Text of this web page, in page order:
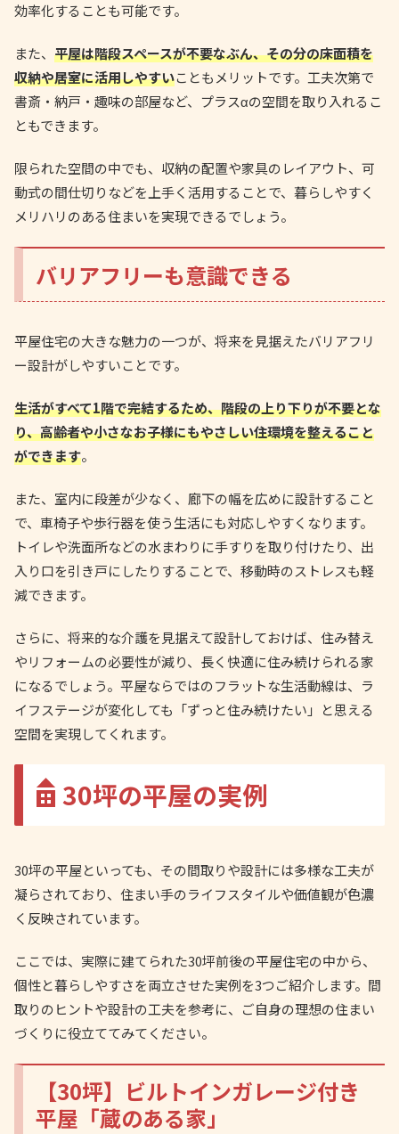
効率化することも可能です。
また、 平屋は階段スペースが不要なぶん、その分の床面積を
収納や居室に活用しやすいこともメリットです。工夫次第で
書斎・納戸・趣味の部屋など、プラスαの空間を取り入れるこ
ともできます。
限られた空間の中でも、収納の配置や家具のレイアウト、可
動式の間仕切りなどを上手く活用することで、暮らしやすく
メリハリのある住まいを実現できるでしょう。
バリアフリーも意識できる
平屋住宅の大きな魅力の一つが、将来を見据えたバリアフリ
ー設計がしやすいことです。
生活がすべて1階で完結するため、階段の上り下りが不要とな
り、高齢者や小さなお子様にもやさしい住環境を整えること
ができます。
また、室内に段差が少なく、廊下の幅を広めに設計すること
で、車椅子や歩行器を使う生活にも対応しやすくなります。
トイレや洗面所などの水まわりに手すりを取り付けたり、出
入り口を引き戸にしたりすることで、移動時のストレスも軽
減できます。
さらに、将来的な介護を見据えて設計しておけば、住み替え
やリフォームの必要性が減り、長く快適に住み続けられる家
になるでしょう。平屋ならではのフラットな生活動線は、ラ
イフステージが変化しても「ずっと住み続けたい」と思える
空間を実現してくれます。
30坪の平屋の実例
30坪の平屋といっても、その間取りや設計には多様な工夫が
凝らされており、住まい手のライフスタイルや価値観が色濃
く反映されています。
ここでは、実際に建てられた30坪前後の平屋住宅の中から、
個性と暮らしやすさを両立させた実例を3つご紹介します。間
取りのヒントや設計の工夫を参考に、ご自身の理想の住まい
づくりに役立ててみてください。
【30坪】ビルトインガレージ付き
平屋「蔵のある家」